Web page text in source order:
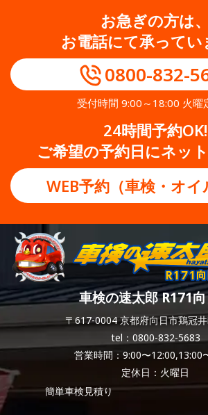
お急ぎの方は、
お電話にて承ってい
0800-832-
受付時間 9:00～18:00 火曜
24時間予約OK!
ご希望の予約日にネッ
WEB予約（車検・オイ
車検の速太郎 R171
〒617-0004 京都府向日市鶏冠
tel：0800-832-5683
営業時間：9:00〜12:00,13:00
定休日：火曜日
簡単車検見積り